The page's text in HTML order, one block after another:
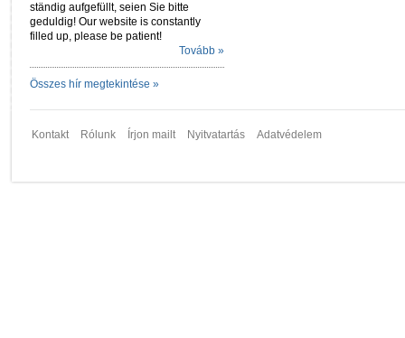
ständig aufgefüllt, seien Sie bitte
geduldig! Our website is constantly
filled up, please be patient!
Tovább »
Összes hír megtekintése »
Kontakt Rólunk Írjon mailt Nyitvatartás Adatvédelem